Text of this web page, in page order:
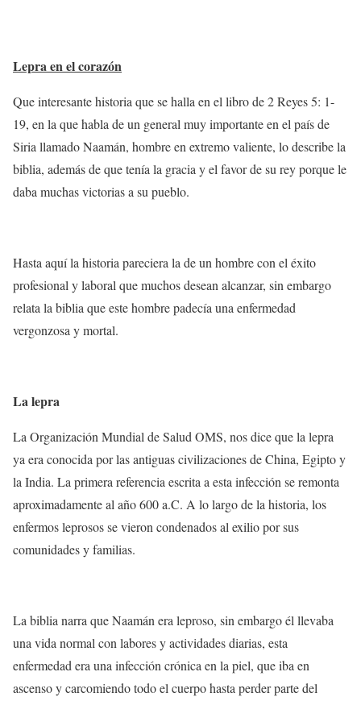
Lepra en el corazón
Que interesante historia que se halla en el libro de 2 Reyes 5: 1-
19, en la que habla de un general muy importante en el país de
Siria llamado Naamán, hombre en extremo valiente, lo describe la
biblia, además de que tenía la gracia y el favor de su rey porque le
daba muchas victorias a su pueblo.
Hasta aquí la historia pareciera la de un hombre con el éxito
profesional y laboral que muchos desean alcanzar, sin embargo
relata la biblia que este hombre padecía una enfermedad
vergonzosa y mortal.
La lepra
La Organización Mundial de Salud OMS, nos dice que la lepra
ya era conocida por las antiguas civilizaciones de China, Egipto y
la India. La primera referencia escrita a esta infección se remonta
aproximadamente al año 600 a.C. A lo largo de la historia, los
enfermos leprosos se vieron condenados al exilio por sus
comunidades y familias.
La biblia narra que Naamán era leproso, sin embargo él llevaba
una vida normal con labores y actividades diarias, esta
enfermedad era una infección crónica en la piel, que iba en
ascenso y carcomiendo todo el cuerpo hasta perder parte del